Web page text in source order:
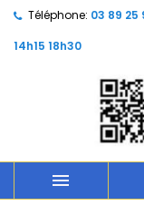
Téléphone: 03 89 25
14h15 18h30
